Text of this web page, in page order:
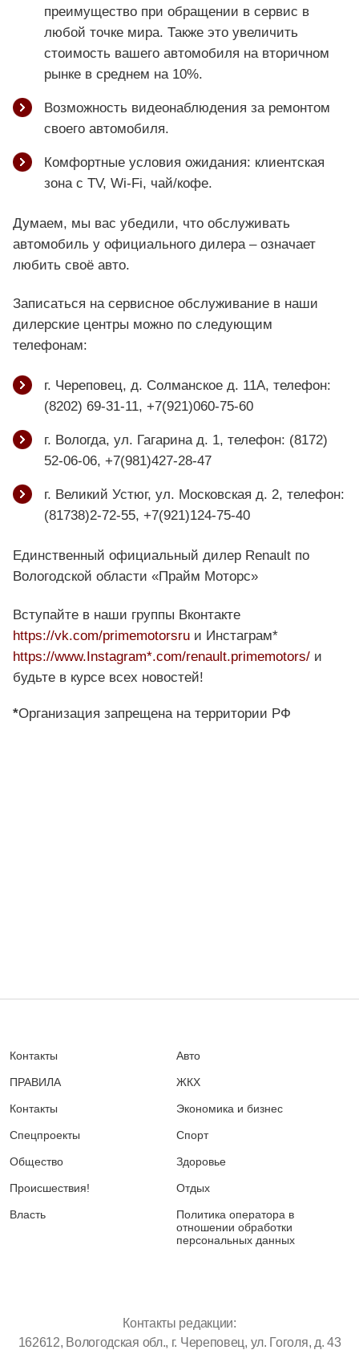
преимущество при обращении в сервис в
любой точке мира. Также это увеличить
стоимость вашего автомобиля на вторичном
рынке в среднем на 10%.
Возможность видеонаблюдения за ремонтом
своего автомобиля.
Комфортные условия ожидания: клиентская
зона с TV, Wi-Fi, чай/кофе.
Думаем, мы вас убедили, что обслуживать
автомобиль у официального дилера – означает
любить своё авто.
Записаться на сервисное обслуживание в наши
дилерские центры можно по следующим
телефонам:
г. Череповец, д. Солманское д. 11А, телефон:
(8202) 69-31-11, +7(921)060-75-60
г. Вологда, ул. Гагарина д. 1, телефон: (8172)
52-06-06, +7(981)427-28-47
г. Великий Устюг, ул. Московская д. 2, телефон:
(81738)2-72-55, +7(921)124-75-40
Единственный официальный дилер Renault по
Вологодской области «Прайм Моторс»
Вступайте в наши группы Вконтакте
https://vk.com/primemotorsru и Инстаграм*
https://www.Instagram*.com/renault.primemotors/ и
будьте в курсе всех новостей!
*Организация запрещена на территории РФ
Контакты
ПРАВИЛА
Контакты
Спецпроекты
Общество
Происшествия!
Власть
Авто
ЖКХ
Экономика и бизнес
Спорт
Здоровье
Отдых
Политика оператора в
отношении обработки
персональных данных
Контакты редакции:
162612, Вологодская обл., г. Череповец, ул. Гоголя, д. 43